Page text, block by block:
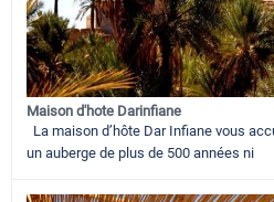
Maison d'hote Darinfiane
La maison d’hôte Dar Infiane vous
un auberge de plus de 500 années ni